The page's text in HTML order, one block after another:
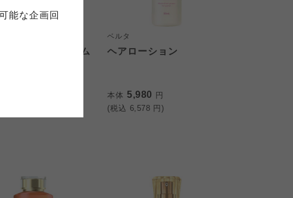
能な企画回
リンクルクリーム
ベルタ
ヘアローション
本体 5,980 円
(税込 6,578 円)
款の細則として規定されています。
協
リックしてご確認ください。
てご確認ください。